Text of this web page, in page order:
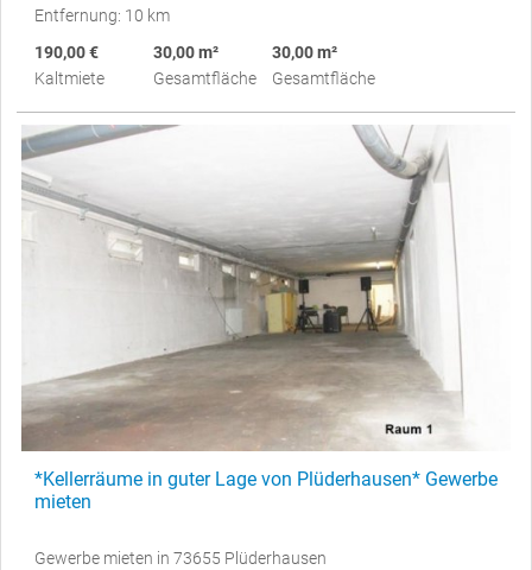
Entfernung: 10 km
190,00 €
Kaltmiete
30,00 m²
Gesamtfläche
30,00 m²
Gesamtfläche
*Kellerräume in guter Lage von Plüderhausen* Gewerbe
mieten
Gewerbe mieten in 73655 Plüderhausen